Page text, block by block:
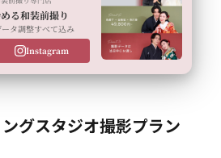
る和装前撮り
タ調整すべて込み
Instagram
グスタジオ撮影プラン